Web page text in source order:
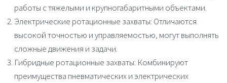
работы с тяжелыми и крупногабаритными объектами.
Электрические ротационные захваты: Отличаются
высокой точностью и управляемостью, могут выполнять
сложные движения и задачи.
Гибридные ротационные захваты: Комбинируют
преимущества пневматических и электрических